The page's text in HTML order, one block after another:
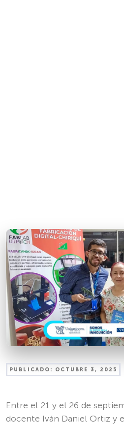
PUBLICADO: OCTUBRE 3, 2025
Entre el 21 y el 26 de
docente Iván Daniel Ortiz y